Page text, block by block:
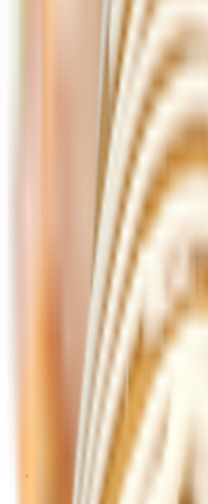
Крабовые палочки,
Морепродукты
Готовые
Морская капуста
Полуфабрикаты из
Рыба готовая
Рыба сухая
Соленая,
Рыба свежемороженая
Рыба
Рыбные консервы,
Овощи, фрукты, сухофрукты
Грибы
Овощи
Фрукты
Салаты, овощная продукция
Вода, соки, напитки, чай, кофе
Газированные,
Кофе, какао
Соки, нектары, морсы
Мука, сахар, соль, специи,